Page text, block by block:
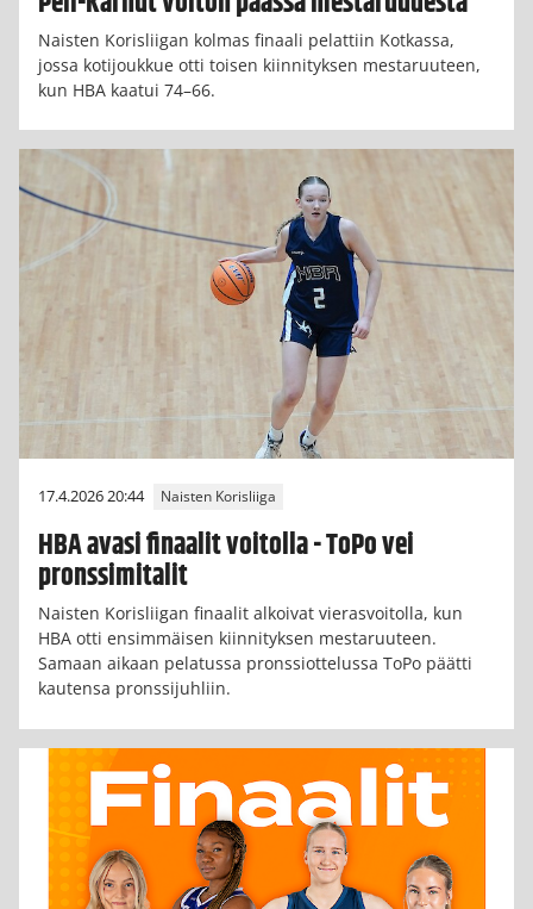
Naisten Korisliigan kolmas finaali pelattiin Kotkassa,
jossa kotijoukkue otti toisen kiinnityksen mestaruuteen,
kun HBA kaatui 74–66.
17.4.2026 20:44 Naisten Korisliiga
HBA avasi finaalit voitolla - ToPo vei
pronssimitalit
Naisten Korisliigan finaalit alkoivat vierasvoitolla, kun
HBA otti ensimmäisen kiinnityksen mestaruuteen.
Samaan aikaan pelatussa pronssiottelussa ToPo päätti
kautensa pronssijuhliin.